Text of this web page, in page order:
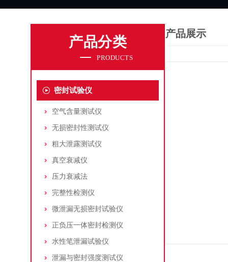
产品分类
PRODUCTS
密封试验仪
空气含量测试仪
无损密封性测试仪
粗大泄露测试仪
真空衰减仪
压力衰减法
完整性检测仪
微泄漏无损密封试验仪
正负压一体密封检测仪
水性笔泄漏试验仪
泄漏与密封强度测试仪
产品展示